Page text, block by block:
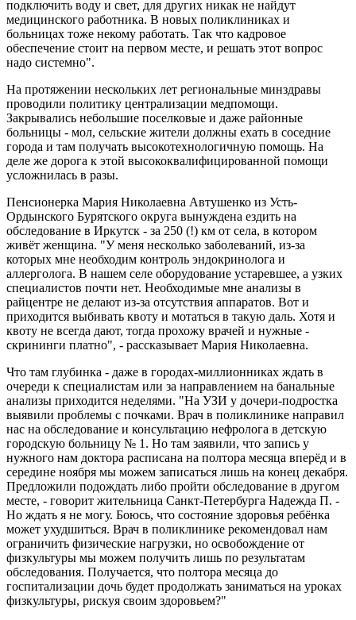
подключить воду и свет, для других никак не найдут
медицинского работника. В новых поликлиниках и
больницах тоже некому работать. Так что кадровое
обеспечение стоит на первом месте, и решать этот вопрос
надо системно".
На протяжении нескольких лет региональные минздравы
проводили политику централизации медпомощи.
Закрывались небольшие поселковые и даже районные
больницы - мол, сельские жители должны ехать в соседние
города и там получать высокотехнологичную помощь. На
деле же дорога к этой высококвалифицированной помощи
усложнилась в разы.
Пенсионерка Мария Николаевна Автушенко из Усть-
Ордынского Бурятского округа вынуждена ездить на
обследование в Иркутск - за 250 (!) км от села, в котором
живёт женщина. "У меня несколько заболеваний, из-за
которых мне необходим контроль эндокринолога и
аллерголога. В нашем селе оборудование устаревшее, а узких
специалистов почти нет. Необходимые мне анализы в
райцентре не делают из-за отсутствия аппаратов. Вот и
приходится выбивать квоту и мотаться в такую даль. Хотя и
квоту не всегда дают, тогда прохожу врачей и нужные ­
скрининги платно", - рассказывает Мария Николаевна.
Что там глубинка - даже в городах-миллионниках ждать в
очереди к специалистам или за направлением на банальные
анализы приходится неделями. "На УЗИ у дочери-подростка
выявили проблемы с почками. Врач в поликлинике направил
нас на обследование и консультацию нефролога в детскую
городскую больницу № 1. Но там заявили, что запись у
нужного нам доктора расписана на полтора месяца вперёд и в
середине ноября мы можем записаться лишь на конец декабря.
Предложили подождать либо пройти обследование в другом
месте, - говорит жительница Санкт-Петербурга Надежда П. -
Но ждать я не могу. Боюсь, что состояние здоровья ребёнка
может ухудшиться. Врач в поликлинике рекомендовал нам
ограничить физические нагрузки, но освобождение от
физкультуры мы можем получить лишь по результатам
обследования. Получается, что полтора месяца до
госпитализации дочь будет продолжать заниматься на уроках
физкультуры, рискуя своим здоровьем?"